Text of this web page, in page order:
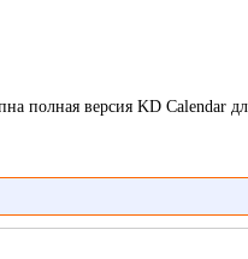
полная версия KD Calendar